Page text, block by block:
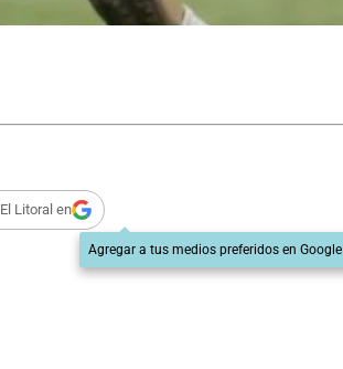
Litoral en
Agregar a tus medios preferidos en Google